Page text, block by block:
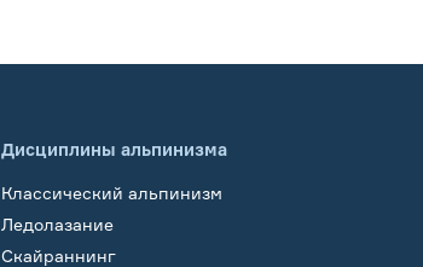
Дисциплины альпинизма
Классический альпинизм
Ледолазание
Скайраннинг